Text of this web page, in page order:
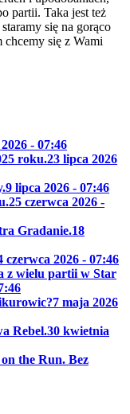
partii. Taka jest też
się na gorąco
chcemy się z Wami
- 07:46
roku.23 lipca 2026
9 lipca 2026 - 07:46
25 czerwca 2026 -
Gradanie.18
czerwca 2026 - 07:46
z wielu partii w Star
7 maja 2026
Rebel.30 kwietnia
the Run. Bez